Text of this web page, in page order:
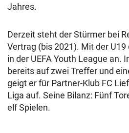
Jahres.
Derzeit steht der Stürmer bei
Vertrag (bis 2021). Mit der
in der UEFA Youth League an.
bereits auf zwei Treffer und
geigt er für Partner-Klub FC
Liga auf. Seine Bilanz: Fünf
elf Spielen.